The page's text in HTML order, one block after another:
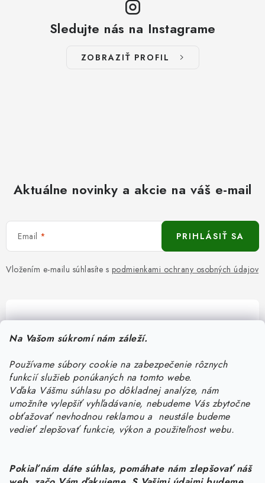
Na Vašom súkromí nám záleží.
Používame súbory cookie na zabezpečenie rôznych
funkcií služieb ponúkaných na tomto webe.
Vďaka Vášmu súhlasu po dôkladnej analýze, nám
umožníte vylepšiť vyhľadávanie, nebudeme Vás zbytočne
obťažovať nevhodnou reklamou a neustále budeme
vedieť zlepšovať funkcie, výkon a použiteľnost webu.
Pokiaľ nám dáte súhlas, pomáhate nám zlepšovať náš
Sledujte nás na Instagrame
ZOBRAZIŤ PROFIL
Aktuálne novinky a akcie na váš e-mail
Email
Vložením e-mailu súhlasíte s podmienkami ochrany osobných údajov
PRIHLÁSIŤ SA
Pomôžeme vám s výberom
Potrebujete s niečím poradiť? Sme tu pre vás!
objednavky@kurin.sk
0950456469